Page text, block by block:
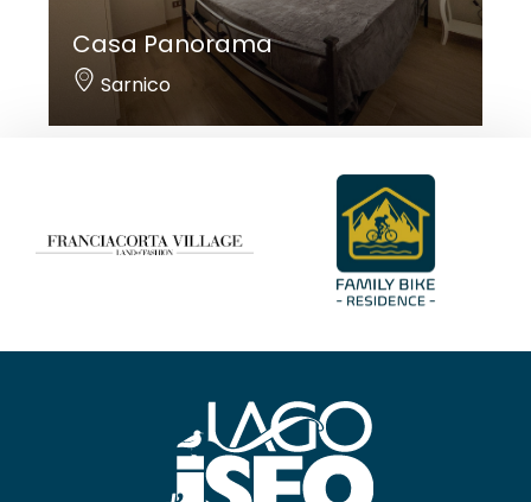
Casa Panorama
Sarnico